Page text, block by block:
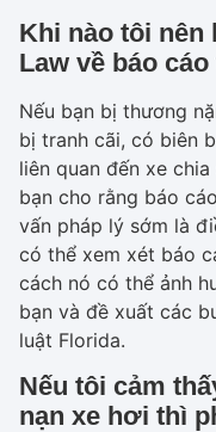
Khi nào tôi nên
Law về báo
Nếu bạn bị thương
bị tranh cãi, có biên
liên quan đến xe
bạn cho rằng báo
vấn pháp lý sớm là
có thể xem xét báo
cách nó có thể ảnh
bạn và đề xuất các
luật Florida.
Nếu tôi cảm
nạn xe hơi thì